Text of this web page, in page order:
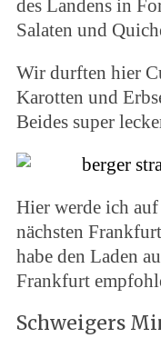
des Landens in
Salaten und
Wir durften hier
Karotten und
Beides super
Hier werde ich
nächsten
habe den Laden
Frankfurt
Schweigers